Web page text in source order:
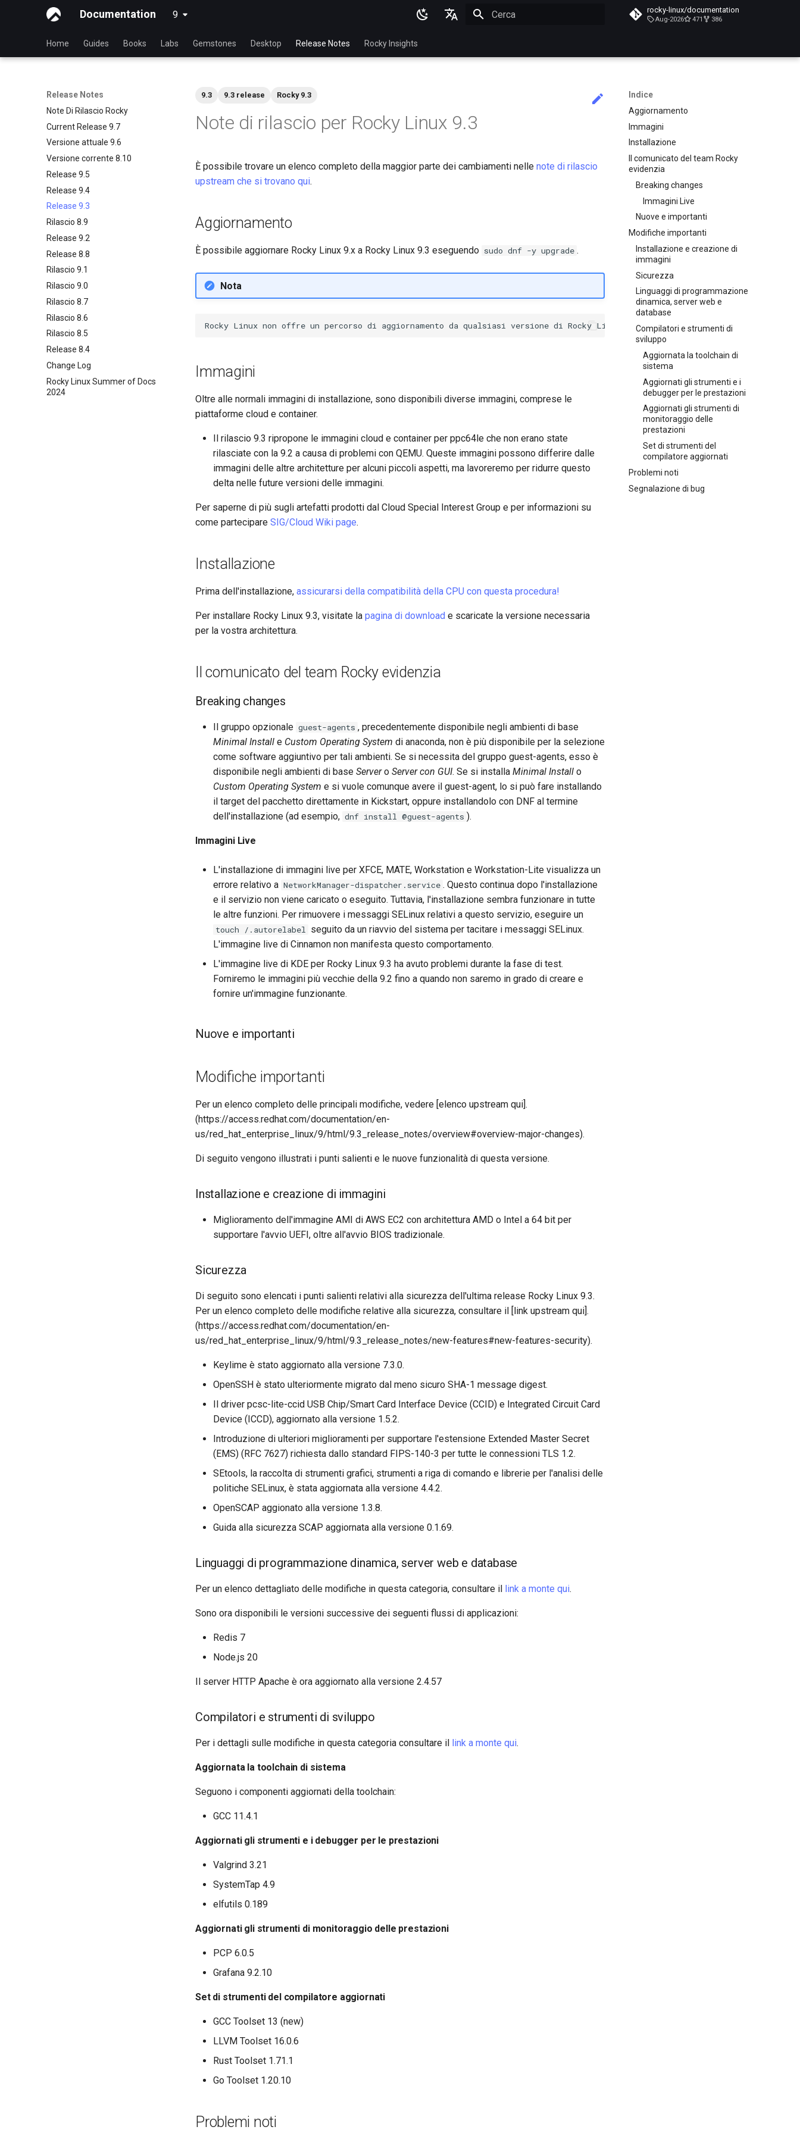
Documentation 9 latest
Español
日本語
rocky-linux/documentation
Aug-2026 471 386
Home Guides Books Labs Gemstones Desktop Release Notes Rocky Insights
Release Notes
Note Di Rilascio Rocky
Current Release 9.7
Versione attuale 9.6
Versione corrente 8.10
Release 9.5
Release 9.4
Release 9.3
Rilascio 8.9
Release 9.2
Release 8.8
Rilascio 9.1
Rilascio 9.0
Rilascio 8.7
Rilascio 8.6
Rilascio 8.5
Release 8.4
Change Log
Rocky Linux Summer of Docs
2024
Indice
Aggiornamento
Immagini
Installazione
Il comunicato del team Rocky
evidenzia
Breaking changes
Immagini Live
Nuove e importanti
Modifiche importanti
Installazione e creazione di
immagini
Sicurezza
Linguaggi di programmazione
dinamica, server web e
database
Compilatori e strumenti di
sviluppo
Aggiornata la toolchain di
sistema
Aggiornati gli strumenti e i
debugger per le prestazioni
Aggiornati gli strumenti di
monitoraggio delle
prestazioni
Set di strumenti del
compilatore aggiornati
Problemi noti
Segnalazione di bug
9.3 9.3 release Rocky 9.3
Note di rilascio per Rocky Linux 9.3
È possibile trovare un elenco completo della maggior parte dei cambiamenti nelle note di rilascio
upstream che si trovano qui.
Aggiornamento
È possibile aggiornare Rocky Linux 9.x a Rocky Linux 9.3 eseguendo sudo dnf -y upgrade .
Nota
Immagini
Oltre alle normali immagini di installazione, sono disponibili diverse immagini, comprese le
piattaforme cloud e container.
Il rilascio 9.3 ripropone le immagini cloud e container per ppc64le che non erano state
rilasciate con la 9.2 a causa di problemi con QEMU. Queste immagini possono differire dalle
immagini delle altre architetture per alcuni piccoli aspetti, ma lavoreremo per ridurre questo
delta nelle future versioni delle immagini.
Per saperne di più sugli artefatti prodotti dal Cloud Special Interest Group e per informazioni su
come partecipare SIG/Cloud Wiki page.
Installazione
Prima dell'installazione, assicurarsi della compatibilità della CPU con questa procedura!
Per installare Rocky Linux 9.3, visitate la pagina di download e scaricate la versione necessaria
per la vostra architettura.
Il comunicato del team Rocky evidenzia
Breaking changes
Il gruppo opzionale guest-agents , precedentemente disponibile negli ambienti di base
Minimal Install e Custom Operating System di anaconda, non è più disponibile per la selezione
come software aggiuntivo per tali ambienti. Se si necessita del gruppo guest-agents, esso è
disponibile negli ambienti di base Servero Server con GUI. Se si installa Minimal Install o
Custom Operating System e si vuole comunque avere il guest-agent, lo si può fare installando
il target del pacchetto direttamente in Kickstart, oppure installandolo con DNF al termine
dell'installazione (ad esempio, dnf install @guest-agents ).
Immagini Live
L'installazione di immagini live per XFCE, MATE, Workstation e Workstation-Lite visualizza un
errore relativo a NetworkManager-dispatcher.service . Questo continua dopo l'installazione
e il servizio non viene caricato o eseguito. Tuttavia, l'installazione sembra funzionare in tutte
le altre funzioni. Per rimuovere i messaggi SELinux relativi a questo servizio, eseguire un
touch /.autorelabel seguito da un riavvio del sistema per tacitare i messaggi SELinux.
L'immagine live di Cinnamon non manifesta questo comportamento.
L'immagine live di KDE per Rocky Linux 9.3 ha avuto problemi durante la fase di test.
Forniremo le immagini più vecchie della 9.2 fino a quando non saremo in grado di creare e
fornire un'immagine funzionante.
Nuove e importanti
Modifiche importanti
Per un elenco completo delle principali modifiche, vedere [elenco upstream qui].
(https://access.redhat.com/documentation/en-
us/red_hat_enterprise_linux/9/html/9.3_release_notes/overview#overview-major-changes).
Di seguito vengono illustrati i punti salienti e le nuove funzionalità di questa versione.
Installazione e creazione di immagini
Miglioramento dell'immagine AMI di AWS EC2 con architettura AMD o Intel a 64 bit per
supportare l'avvio UEFI, oltre all'avvio BIOS tradizionale.
Sicurezza
Di seguito sono elencati i punti salienti relativi alla sicurezza dell'ultima release Rocky Linux 9.3.
Per un elenco completo delle modifiche relative alla sicurezza, consultare il [link upstream qui].
(https://access.redhat.com/documentation/en-
us/red_hat_enterprise_linux/9/html/9.3_release_notes/new-features#new-features-security).
Keylime è stato aggiornato alla versione 7.3.0.
OpenSSH è stato ulteriormente migrato dal meno sicuro SHA-1 message digest.
Il driver pcsc-lite-ccid USB Chip/Smart Card Interface Device (CCID) e Integrated Circuit Card
Device (ICCD), aggiornato alla versione 1.5.2.
Introduzione di ulteriori miglioramenti per supportare l'estensione Extended Master Secret
(EMS) (RFC 7627) richiesta dallo standard FIPS-140-3 per tutte le connessioni TLS 1.2.
SEtools, la raccolta di strumenti grafici, strumenti a riga di comando e librerie per l'analisi delle
politiche SELinux, è stata aggiornata alla versione 4.4.2.
OpenSCAP aggionato alla versione 1.3.8.
Guida alla sicurezza SCAP aggiornata alla versione 0.1.69.
Linguaggi di programmazione dinamica, server web e database
Per un elenco dettagliato delle modifiche in questa categoria, consultare il link a monte qui.
Sono ora disponibili le versioni successive dei seguenti flussi di applicazioni:
Redis 7
Node.js 20
Il server HTTP Apache è ora aggiornato alla versione 2.4.57
Compilatori e strumenti di sviluppo
Per i dettagli sulle modifiche in questa categoria consultare il link a monte qui.
Aggiornata la toolchain di sistema
Seguono i componenti aggiornati della toolchain:
GCC 11.4.1
Aggiornati gli strumenti e i debugger per le prestazioni
Valgrind 3.21
SystemTap 4.9
elfutils 0.189
Aggiornati gli strumenti di monitoraggio delle prestazioni
PCP 6.0.5
Grafana 9.2.10
Set di strumenti del compilatore aggiornati
GCC Toolset 13 (new)
LLVM Toolset 16.0.6
Rust Toolset 1.71.1
Go Toolset 1.20.10
Problemi noti